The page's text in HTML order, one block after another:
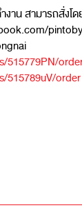
น สามารถสั่งโ
515779PN/
515789uV/order